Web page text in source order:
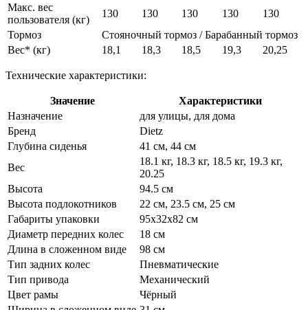
Макс. вес
пользователя (кг)
130 130 130 130
130
Тормоз
Стояночный тормоз / Барабанный тормоз
Вес* (кг)
18,1 18,3 18,5 19,3 20,25
Технические характеристики:
Значение
Характеристики
Назначение
для улицы, для дома
Бренд
Dietz
Глубина сиденья
41 см, 44 см
Вес
18.1 кг, 18.3 кг, 18.5 кг, 19.3 кг,
20.25
Высота
94.5 см
Высота подлокотников
22 см, 23.5 см, 25 см
Габариты упаковки
95х32х82 см
Диаметр передних колес
18 см
Длина в сложенном виде
98 см
Тип задних колес
Пневматические
Тип привода
Механический
Цвет рамы
Чёрный